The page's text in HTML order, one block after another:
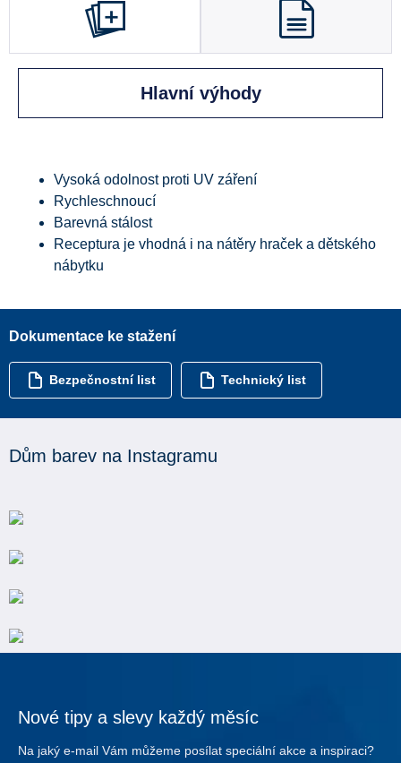
Hlavní výhody
Vysoká odolnost proti UV záření
Rychleschnoucí
Barevná stálost
Receptura je vhodná i na nátěry hraček a dětského
nábytku
Dokumentace ke stažení
Bezpečnostní list Technický list
Dům barev na Instagramu
Nové tipy a slevy každý měsíc
Na jaký e-mail Vám můžeme posílat speciální akce a inspiraci?